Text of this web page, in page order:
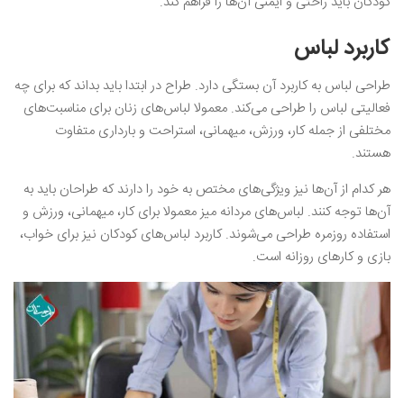
کاربرد لباس
طراحی لباس به کاربرد آن بستگی دارد. طراح در ابتدا باید بداند که برای چه
فعالیتی لباس را طراحی می‌کند. معمولا لباس‌های زنان برای مناسبت‌های
مختلفی از جمله کار، ورزش، میهمانی، استراحت و بارداری متفاوت
هستند.
هر کدام از آن‌ها نیز ویژگی‌های مختص به خود را دارند که طراحان باید به
آن‌ها توجه کنند. لباس‌های مردانه میز معمولا برای کار، میهمانی، ورزش و
استفاده روزمره طراحی می‌شوند. کاربرد لباس‌های کودکان نیز برای خواب،
بازی و کارهای روزانه است.